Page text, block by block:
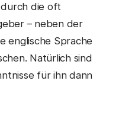
die oft
– neben der
englische Sprache
Natürlich sind
für ihn dann